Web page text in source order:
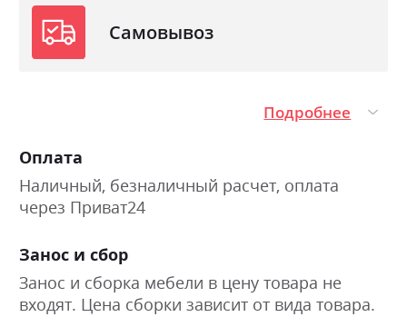
Самовывоз
Подробнее
Оплата
Наличный, безналичный расчет, оплата
через Приват24
Занос и сбор
Занос и сборка мебели в цену товара не
входят. Цена сборки зависит от вида товара.